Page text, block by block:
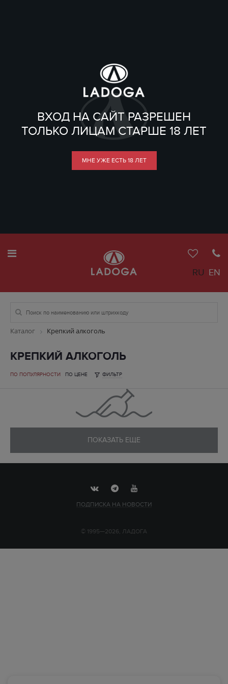
ВХОД НА САЙТ РАЗРЕШЕН
ТОЛЬКО ЛИЦАМ СТАРШЕ 18 ЛЕТ
МНЕ УЖЕ ЕСТЬ 18 ЛЕТ
RU EN
Каталог Крепкий алкоголь
КРЕПКИЙ АЛКОГОЛЬ
ПО ПОПУЛЯРНОСТИ ПО ЦЕНЕ ФИЛЬТР
ПОКАЗАТЬ ЕЩЕ
ПОДПИСКА НА НОВОСТИ
© 1995—2026, ЛАДОГА